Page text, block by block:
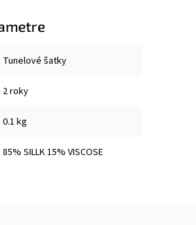
Tunelové šatky
2 roky
0.1 kg
85% SILLK 15% VISCOSE